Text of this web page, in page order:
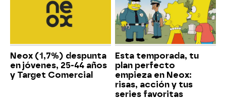
Neox (1,7%) despunta
en jóvenes, 25-44 años
y Target Comercial
Esta temporada, tu
plan perfecto
empieza en Neox:
risas, acción y tus
series favoritas